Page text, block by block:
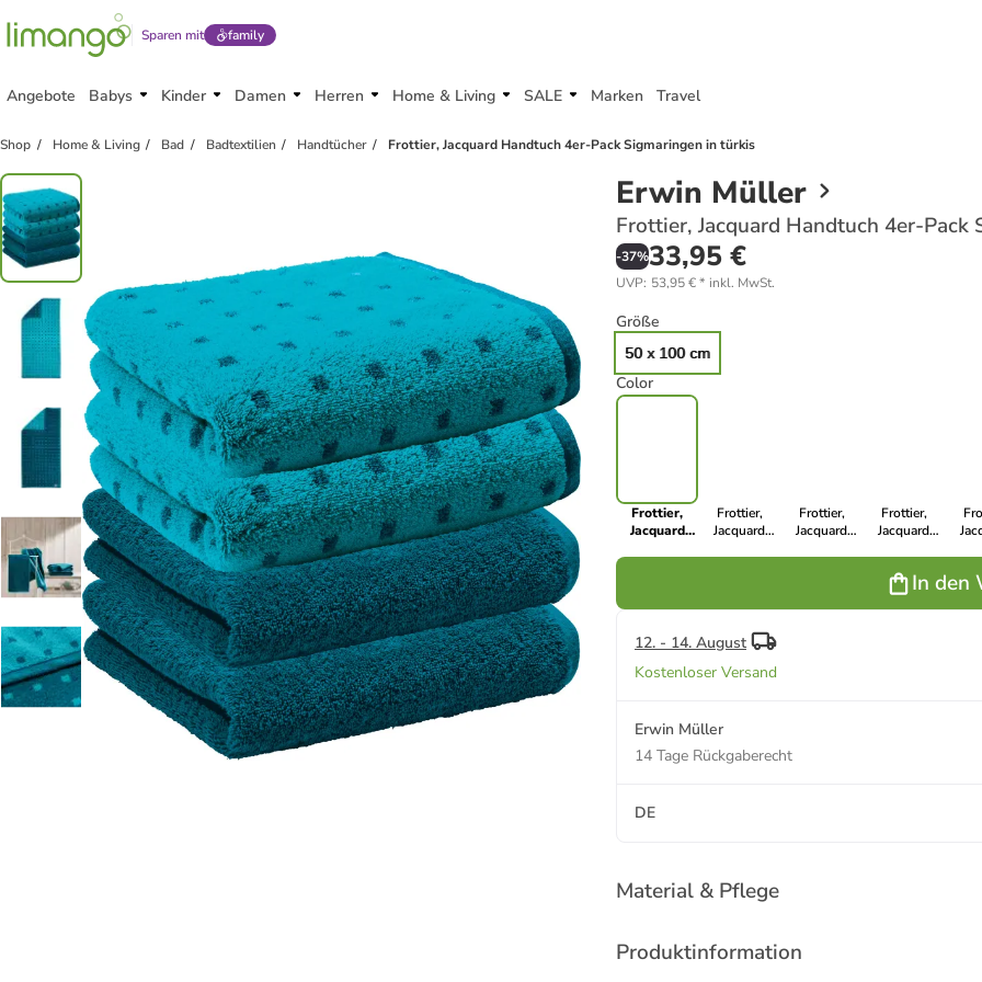
Sparen mit family
Angebote Babys Kinder Damen Herren Home & Living SALE Marken Travel
Shop Home & Living Bad Badtextilien Handtücher Frottier, Jacquard Handtuch 4er-Pack Sigmaringen in türkis
Erwin Müller
Frottier, Jacquard Handtuch 4er-Pack
-37%33,95 €
UVP: 53,95 €* inkl. MwSt.
Größe
50 x 100 cm
Color
Frottier,
Jacquard
Frottier,
Jacquard
Frottier,
Jacquard
Frottier,
Jacquard
Sigmaringen
in beere
In den
12. - 14. August
Kostenloser Versand
Erwin Müller
14 Tage Rückgaberecht
DE
Material & Pflege
Produktinformation